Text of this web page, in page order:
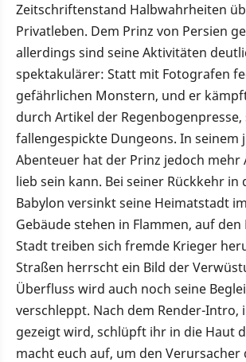
Zeitschriftenstand Halbwahrheiten
Privatleben. Dem Prinz von Persien
allerdings sind seine Aktivitäten
spektakulärer: Statt mit Fotografen
gefährlichen Monstern, und er
durch Artikel der
fallengespickte Dungeons. In seinem
Abenteuer hat der Prinz jedoch mehr
lieb sein kann. Bei seiner Rückkehr in
Babylon versinkt seine Heimatstadt
Gebäude stehen in Flammen, auf
Stadt treiben sich fremde Krieger
Straßen herrscht ein Bild der
Überfluss wird auch noch seine
verschleppt. Nach dem Render-Intro,
gezeigt wird, schlüpft ihr in die Haut
macht euch auf, um den Verursacher